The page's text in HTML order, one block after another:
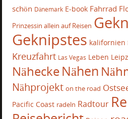
schön Dänemark E-book Fahrrad
Prinzessin allein auf Reisen
Geknipstes kalifornien
Kreuzfahrt Las Vegas Leben
NäheckeNähen
Nähprojekt on the road
Pacific Coast radeln Radtour